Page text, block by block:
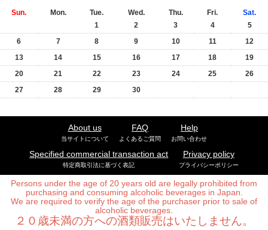
Sun. Mon. Tue. Wed. Thu. Fri.
Sat.
1
2 3 4
5
6
7 8 9 10 11
12
13
14 15 16 17 18
19
20
21 22 23 24 25
26
27
28 29 30
About us
当サイトについて
FAQ
よくあるご質問
Help
お問い合わせ
Specified commercial transaction act
特定商取引法に基づく表記
Privacy policy
プライバシーポリシー
Persons under the age of 20 years old are legally prohibited from
purchasing and consuming alcoholic beverages in Japan.
We are required to verify the age of the purchaser prior to sale of
alcoholic beverages.
２０歳未満の方への酒類販売はいたしません。